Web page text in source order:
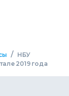
/
НБУ
2019 года